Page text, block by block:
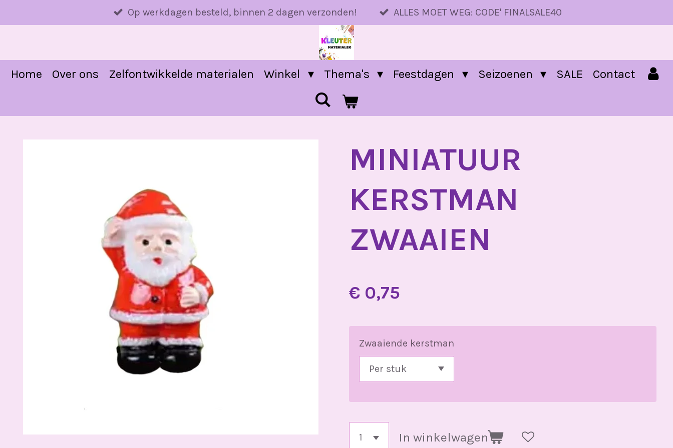
direct
hoofdinhoud
Op werkdagen besteld, binnen 2 dagen verzonden! ALLES MOET WEG: CODE' FINALSALE40
Home Over ons Zelfontwikkelde materialen Winkel Thema's Feestdagen Seizoenen SALE Contact
MINIATUUR
KERSTMAN
ZWAAIEN
€ 0,75
Zwaaiende kerstman
In winkelwagen